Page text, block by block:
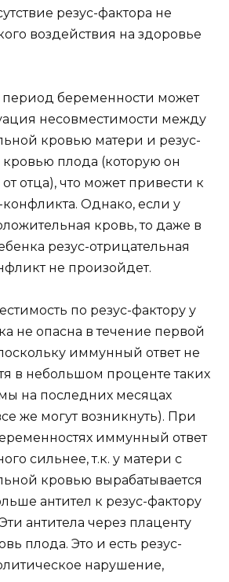
резус-фактора не
воздействия на здоровье
период беременности может
несовместимости между
кровью матери и резус-
плода (которую он
отца), что может привести к
Однако, если у
кровь, то даже в
резус-отрицательная
не произойдет.
по резус-фактору у
не опасна в течение первой
иммунный ответ не
в небольшом проценте таких
на последних месяцах
же могут возникнуть). При
иммунный ответ
сильнее, т.к. у матери с
кровью вырабатывается
антител к резус-фактору
антитела через плаценту
плода. Это и есть резус-
нарушение,